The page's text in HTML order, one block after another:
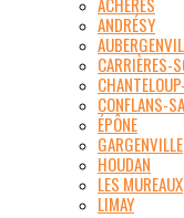
ANDRÉSY
CARRIÈRES-
CONFLANS-
ÉPÔNE
GARGENVILLE
HOUDAN
LES MUREAUX
LIMAY